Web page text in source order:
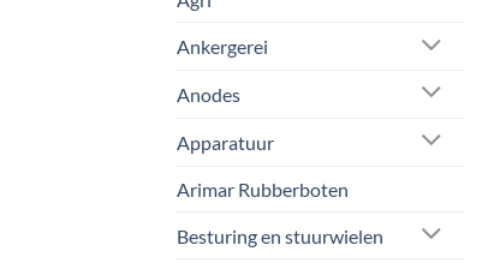
Ankergerei
Anodes
Apparatuur
Arimar Rubberboten
Besturing en stuurwielen